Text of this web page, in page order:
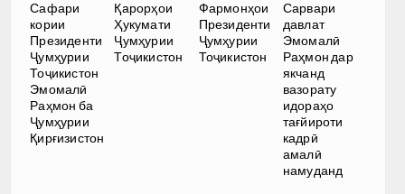
Сафари
кории
Президенти
Ҷумҳурии
Тоҷикистон
Эмомалӣ
Раҳмон ба
Ҷумҳурии
Қирғизистон
Қарорҳои
Ҳукумати
Ҷумҳурии
Тоҷикистон
Фармонҳои
Президенти
Ҷумҳурии
Тоҷикистон
Сарвари
давлат
Эмомалӣ
Раҳмон дар
якчанд
вазорату
идораҳо
тағйироти
кадрӣ
амалӣ
намуданд